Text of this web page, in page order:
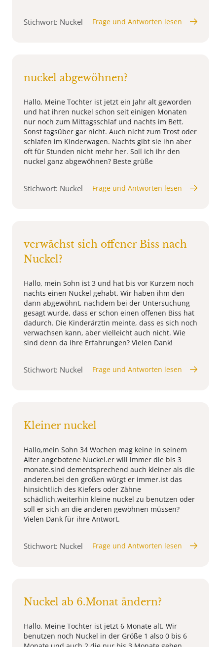
Stichwort: Nuckel Frage und Antworten lesen
nuckel abgewöhnen?
Hallo, Meine Tochter ist jetzt ein Jahr alt geworden
und hat ihren nuckel schon seit einigen Monaten
nur noch zum Mittagsschlaf und nachts im Bett.
Sonst tagsüber gar nicht. Auch nicht zum Trost oder
schlafen im Kinderwagen. Nachts gibt sie ihn aber
oft für Stunden nicht mehr her. Soll ich ihr den
nuckel ganz abgewöhnen? Beste grüße
Stichwort: Nuckel Frage und Antworten lesen
verwächst sich offener Biss nach
Nuckel?
Hallo, mein Sohn ist 3 und hat bis vor Kurzem noch
nachts einen Nuckel gehabt. Wir haben ihm den
dann abgewöhnt, nachdem bei der Untersuchung
gesagt wurde, dass er schon einen offenen Biss hat
dadurch. Die Kinderärztin meinte, dass es sich noch
verwachsen kann, aber vielleicht auch nicht. Wie
sind denn da Ihre Erfahrungen? Vielen Dank!
Stichwort: Nuckel Frage und Antworten lesen
Kleiner nuckel
Hallo,mein Sohn 34 Wochen mag keine in seinem
Alter angebotene Nuckel.er will immer die bis 3
monate.sind dementsprechend auch kleiner als die
anderen.bei den großen würgt er immer.ist das
hinsichtlich des Kiefers oder Zähne
schädlich,weiterhin kleine nuckel zu benutzen oder
soll er sich an die anderen gewöhnen müssen?
Vielen Dank für ihre Antwort.
Stichwort: Nuckel Frage und Antworten lesen
Nuckel ab 6.Monat ändern?
Hallo, Meine Tochter ist jetzt 6 Monate alt. Wir
benutzen noch Nuckel in der Größe 1 also 0 bis 6